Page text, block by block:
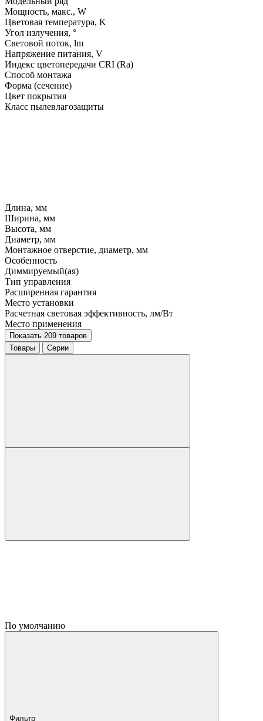
Мощность, макс., W
Цветовая температура, K
Угол излучения, °
Световой поток, lm
Напряжение питания, V
Индекс цветопередачи CRI (Ra)
Способ монтажа
Форма (сечение)
Цвет покрытия
Класс пылевлагозащиты
Длина, мм
Ширина, мм
Высота, мм
Диаметр, мм
Монтажное отверстие, диаметр, мм
Особенность
Диммируемый(ая)
Тип управления
Расширенная гарантия
Место установки
Расчетная световая эффективность, лм/Вт
Место применения
Показать 209 товаров
Товары
Серии
По умолчанию
Фильтр